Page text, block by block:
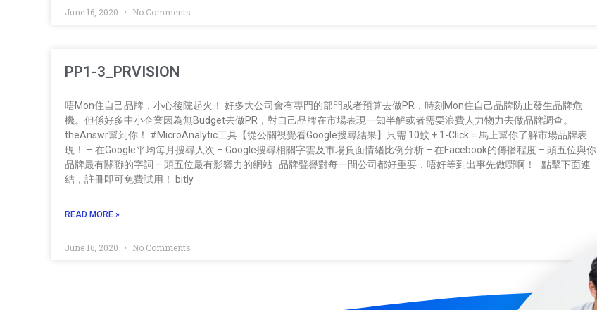
June 16, 2020 No Comments
PP1-3_PRVISION
唔Mon住自己品牌，小心後院起火！ 好多大公司會有專門的部門或者預算去做PR，時刻Mon住自己品牌防止發生品牌危
機。但係好多中小企業因為無Budget去做PR，對自己品牌在市場表現一知半解或者需要浪費人力物力去做品牌調查。
theAnswr幫到你！ #MicroAnalytic工具【從公關視覺看Google搜尋結果】只需 10蚊 + 1-Click = 馬上幫你了解市場品牌表
現！ – 在Google平均每月搜尋人次 – Google搜尋相關字雲及市場負面情緒比例分析 – 在Facebook的傳播程度 – 頭五位與你
品牌最有關聯的字詞 – 頭五位最有影響力的網站 品牌聲譽對每一間公司都好重要，唔好等到出事先做嘢啊！ 點擊下面連
結，註冊即可免費試用！ bitly
READ MORE »
June 16, 2020 No Comments